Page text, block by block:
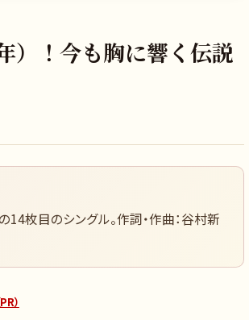
）！今も胸に響く伝説
14枚目のシングル。作詞・作曲：谷村新
）